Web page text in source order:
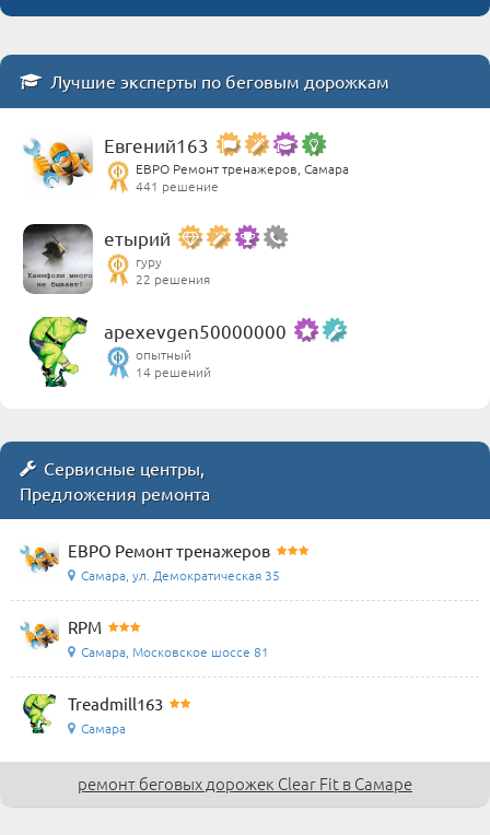
Лучшие эксперты по беговым дорожкам
Евгений163
ЕВРО Ремонт тренажеров, Самара
441 решение
етырий
гуру
22 решения
apexevgen50000000
опытный
14 решений
Сервисные центры,
Предложения ремонта
ЕВРО Ремонт тренажеров
Самара, ул. Демократическая 35
RPM
Самара, Московское шоссе 81
Treadmill163
Самара
ремонт беговых дорожек Clear Fit в Самаре